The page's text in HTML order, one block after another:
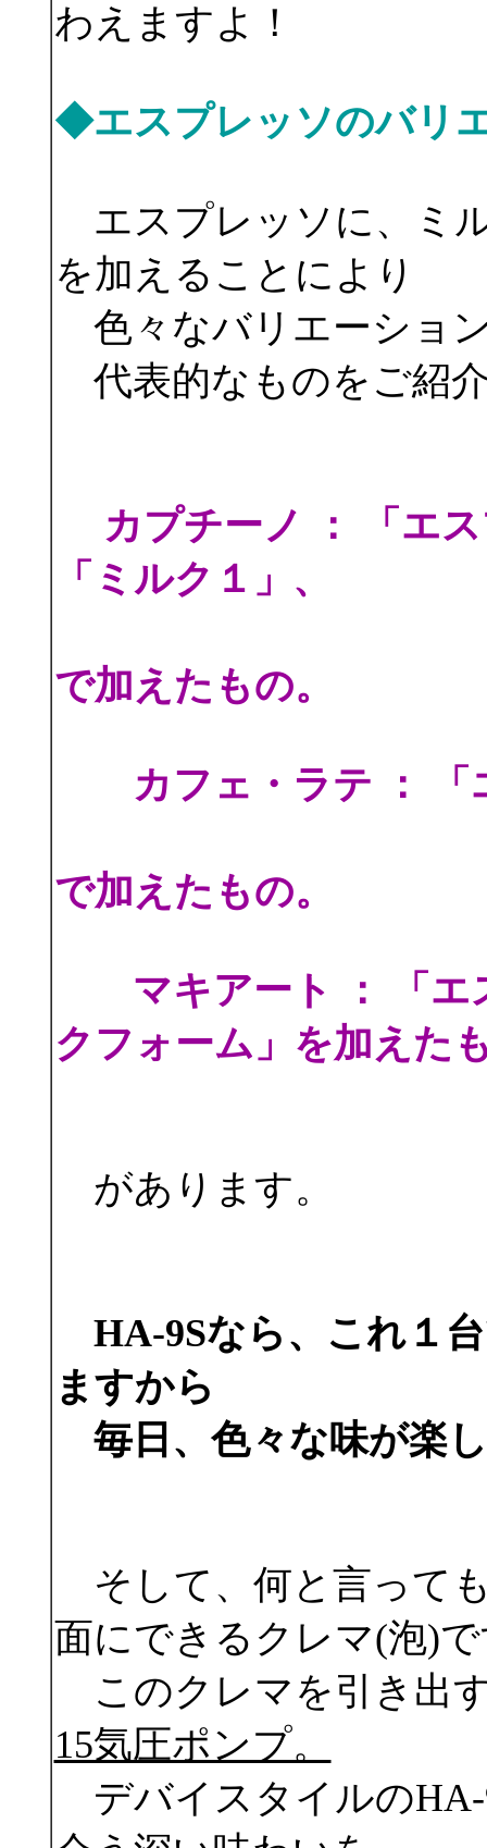
わえますよ！
◆エスプレッソのバリ
エスプレッソに、ミ
を加えることにより
色々なバリエーショ
代表的なものをご紹
カプチーノ ： 「エ
「ミルク１」、
で加えたもの。
カフェ・ラテ ： 「
で加えたもの。
マキアート ： 「エ
クフォーム」を加えた
があります。
HA-9Sなら、これ１
ますから
毎日、色々な味が楽
そして、何と言って
面にできるクレマ(泡)
このクレマを引き出
15気圧ポンプ。
デバイスタイルのHA-